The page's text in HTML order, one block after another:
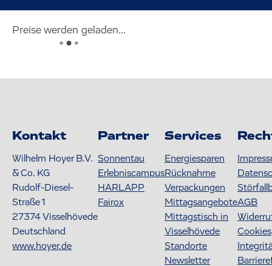
Preise werden geladen...
Kontakt
Wilhelm Hoyer B.V.
& Co. KG
Rudolf-Diesel-
Straße 1
27374Visselhövede
Deutschland
www.hoyer.de
Partner
Sonnentau
Erlebniscampus
HARLAPP
Fairox
Services
Energiesparen
Rücknahme
Verpackungen
Mittagsangebote
Mittagstisch in
Visselhövede
Standorte
Newsletter
AGB
Cookies